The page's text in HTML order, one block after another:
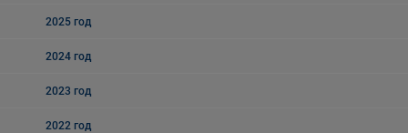
2025 год
2024 год
2023 год
2022 год